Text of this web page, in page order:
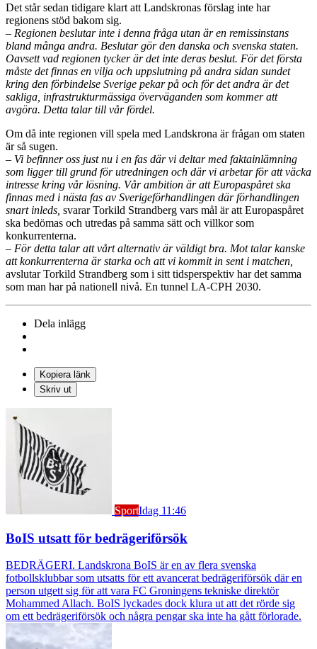
Det står sedan tidigare klart att Landskronas förslag inte har
regionens stöd bakom sig.
– Regionen beslutar inte i denna fråga utan är en remissinstans
bland många andra. Beslutar gör den danska och svenska staten.
Oavsett vad regionen tycker är det inte deras beslut. För det första
måste det finnas en vilja och uppslutning på andra sidan sundet
kring den förbindelse Sverige pekar på och för det andra är det
sakliga, infrastrukturmässiga överväganden som kommer att
avgöra. Detta talar till vår fördel.
Om då inte regionen vill spela med Landskrona är frågan om staten
är så sugen.
– Vi befinner oss just nu i en fas där vi deltar med faktainlämning
som ligger till grund för utredningen och där vi arbetar för att väcka
intresse kring vår lösning. Vår ambition är att Europaspåret ska
finnas med i nästa fas av Sverigeförhandlingen där förhandlingen
snart inleds, svarar Torkild Strandberg vars mål är att Europaspåret
ska bedömas och utredas på samma sätt och villkor som
konkurrenterna.
– För detta talar att vårt alternativ är väldigt bra. Mot talar kanske
att konkurrenterna är starka och att vi kommit in sent i matchen,
avslutar Torkild Strandberg som i sitt tidsperspektiv har det samma
som man har på nationell nivå. En tunnel LA-CPH 2030.
Dela inlägg
Kopiera länk
Skriv ut
SportIdag 11:46
BoIS utsatt för bedrägeriförsök
BEDRÄGERI. Landskrona BoIS är en av flera svenska
fotbollsklubbar som utsatts för ett avancerat bedrägeriförsök där en
person utgett sig för att vara FC Groningens tekniske direktör
Mohammed Allach. BoIS lyckades dock klura ut att det rörde sig
om ett bedrägeriförsök och några pengar ska inte ha gått förlorade.